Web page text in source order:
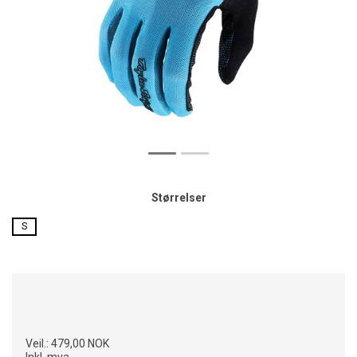
Størrelser
S
Veil.: 479,00 NOK